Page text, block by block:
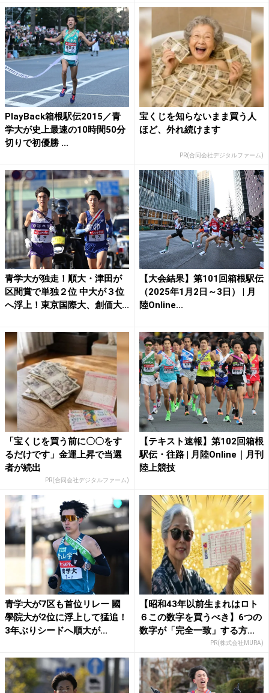
PlayBack箱根駅伝2015／青
学大が史上最速の10時間50分
切りで初優勝 ...
宝くじを知らないまま買う人
ほど、外れ続けます
PR(合同会社デジタルファーム)
青学大が独走！順大・津田が
区間賞で単独２位 中大が３位
へ浮上！東京国際大、創価大...
【大会結果】第101回箱根駅伝
（2025年1月2日～3日） | 月
陸Online...
「宝くじを買う前に〇〇をす
るだけです」金運上昇で当選
者が続出
PR(合同会社デジタルファーム)
【テキスト速報】第102回箱根
駅伝・往路 | 月陸Online｜月刊
陸上競技
青学大が7区も首位リレー 國
學院大が2位に浮上して猛追！
3年ぶりシードへ順大が...
【昭和43年以前生まれはロト
６この数字を買うべき】6つの
数字が「完全一致」する方...
PR(株式会社MURA)